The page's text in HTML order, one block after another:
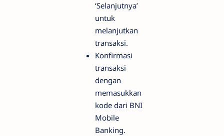
‘Selanjutnya’
untuk
melanjutkan
transaksi.
Konfirmasi
transaksi
dengan
memasukkan
kode dari BNI
Mobile
Banking.